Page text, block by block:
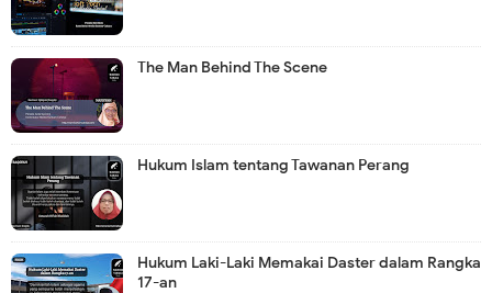
The Man Behind The Scene
Hukum Islam tentang Tawanan Perang
Hukum Laki-Laki Memakai Daster dalam Rangka
17-an